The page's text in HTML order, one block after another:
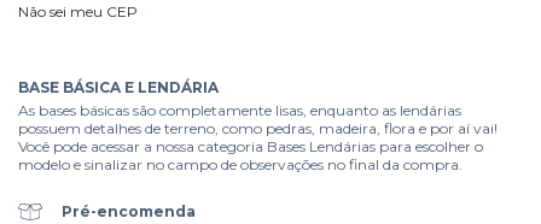
Não sei meu CEP
BASE BÁSICA E LENDÁRIA
As bases básicas são completamente lisas, enquanto as lendárias
possuem detalhes de terreno, como pedras, madeira, flora e por aí vai!
Você pode acessar a nossa categoria Bases Lendárias para escolher o
modelo e sinalizar no campo de observações no final da compra.
Pré-encomenda